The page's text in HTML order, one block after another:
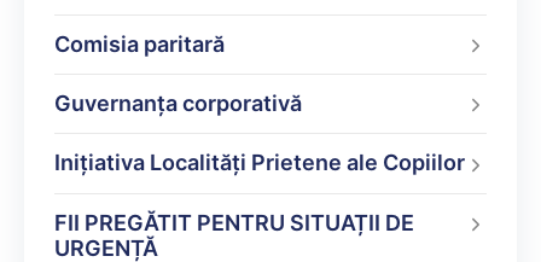
Comisia paritară
Guvernanța corporativă
Inițiativa Localități Prietene ale Copiilor
FII PREGĂTIT PENTRU SITUAȚII DE
URGENȚĂ